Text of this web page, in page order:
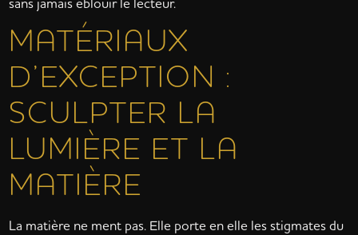
MATÉRIAUX
D’EXCEPTION :
SCULPTER LA
LUMIÈRE ET LA
MATIÈRE
La matière ne ment pas. Elle porte en elle les stigmates du